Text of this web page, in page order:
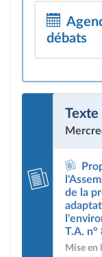
débats
Texte
de la
T.A. n°
Mise en